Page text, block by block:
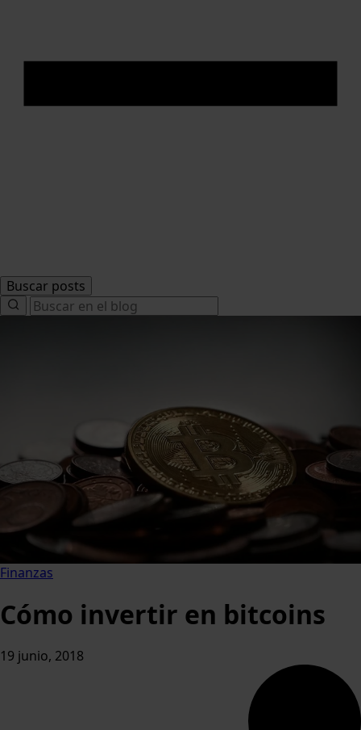
Buscar posts
Search
for:
Finanzas
Cómo invertir en bitcoins
19 junio, 2018